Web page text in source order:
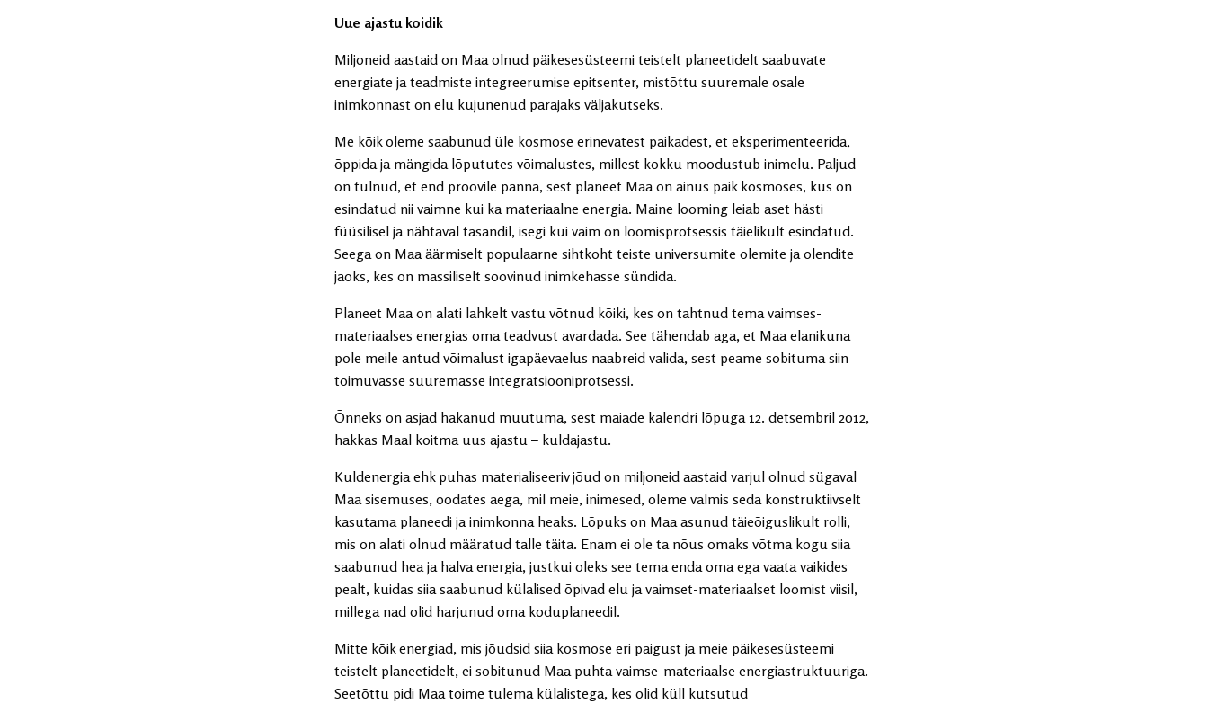
Uue ajastu koidik
Miljoneid aastaid on Maa olnud päikesesüsteemi teistelt planeetidelt saabuvate
energiate ja teadmiste integreerumise epitsenter, mistõttu suuremale osale
inimkonnast on elu kujunenud parajaks väljakutseks.
Me kõik oleme saabunud üle kosmose erinevatest paikadest, et eksperimenteerida,
õppida ja mängida lõpututes võimalustes, millest kokku moodustub inimelu. Paljud
on tulnud, et end proovile panna, sest planeet Maa on ainus paik kosmoses, kus on
esindatud nii vaimne kui ka materiaalne energia. Maine looming leiab aset hästi
füüsilisel ja nähtaval tasandil, isegi kui vaim on loomisprotsessis täielikult esindatud.
Seega on Maa äärmiselt populaarne sihtkoht teiste universumite olemite ja olendite
jaoks, kes on massiliselt soovinud inimkehasse sündida.
Planeet Maa on alati lahkelt vastu võtnud kõiki, kes on tahtnud tema vaimses-
materiaalses energias oma teadvust avardada. See tähendab aga, et Maa elanikuna
pole meile antud võimalust igapäevaelus naabreid valida, sest peame sobituma siin
toimuvasse suuremasse integratsiooniprotsessi.
Õnneks on asjad hakanud muutuma, sest maiade kalendri lõpuga 12. detsembril 2012,
hakkas Maal koitma uus ajastu – kuldajastu.
Kuldenergia ehk puhas materialiseeriv jõud on miljoneid aastaid varjul olnud sügaval
Maa sisemuses, oodates aega, mil meie, inimesed, oleme valmis seda konstruktiivselt
kasutama planeedi ja inimkonna heaks. Lõpuks on Maa asunud täieõiguslikult rolli,
mis on alati olnud määratud talle täita. Enam ei ole ta nõus omaks võtma kogu siia
saabunud hea ja halva energia, justkui oleks see tema enda oma ega vaata vaikides
pealt, kuidas siia saabunud külalised õpivad elu ja vaimset-materiaalset loomist viisil,
millega nad olid harjunud oma koduplaneedil.
Mitte kõik energiad, mis jõudsid siia kosmose eri paigust ja meie päikesesüsteemi
teistelt planeetidelt, ei sobitunud Maa puhta vaimse-materiaalse energiastruktuuriga.
Seetõttu pidi Maa toime tulema külalistega, kes olid küll kutsutud